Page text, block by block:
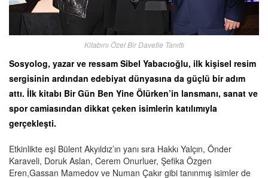
Kitabını Özel Bir Davetle Tanıttı
Sosyolog, yazar ve ressam Sibel Yabacıoğlu, ilk kişisel resim
sergisinin ardından edebiyat dünyasına da güçlü bir adım
attı. İlk kitabı Bir Gün Ben Yine Ölürken’in lansmanı, sanat ve
spor camiasından dikkat çeken isimlerin katılımıyla
gerçekleşti.
Etkinlikte eşi Bülent Akyıldız’ın yanı sıra Hakkı Yalçın, Önder
Karaveli, Doruk Aslan, Cerem Onurluer, Şefika Özgen
Eren,Gassan Mamedov ve Numan Çakır gibi tanınmış isimler de